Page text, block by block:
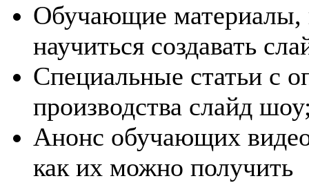
Обучающие материалы,
научиться создавать
Специальные статьи с
производства слайд
Анонс обучающих
как их можно получить